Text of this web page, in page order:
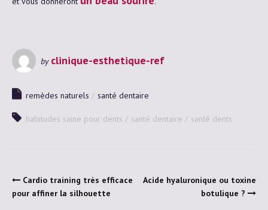
by clinique-esthetique-ref
remèdes naturels santé dentaire
habitudes saine pour dents santé dentaire santé dents
Cardio training très efficace
pour affiner la silhouette
Acide hyaluronique ou toxine
botulique ?